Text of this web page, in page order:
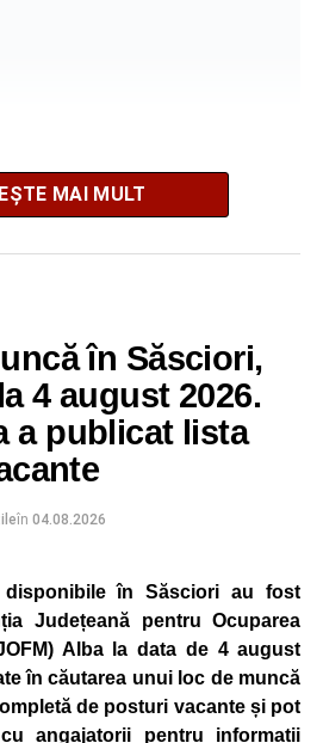
companiei, măsura va fi aplicată
necesitățile sistemului energetic.
precizează că evoluția situației
iar activitatea va reveni la
ce condițiile vor permite.
că oprirea temporară a unor linii
livrările către clienți.
cei mai mari consumatori de
O parte din necesarul
prin producția proprie de energie,
fotovoltaice și al unităților
afirmă că vor continua
MAI MULT
în Săsciori,
4 august 2026.
a publicat lista
în 04.08.2026
în Săsciori au fost
Județeană pentru Ocuparea
Alba la data de 4 august
în căutarea unui loc de muncă
de posturi vacante și pot
angajatorii pentru informații